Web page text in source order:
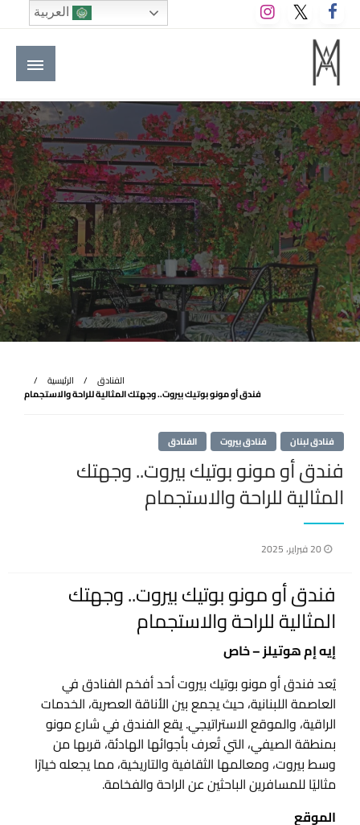
التخطي
إلى
المحتوى
M A hotels | إم ايه هوتيلز
الموقع الأول للعاملين في الفنادق في العالم العربي
الرئيسية
الفنادق
فندق أو مونو بوتيك بيروت.. وجهتك المثالية للراحة والاستجمام
الفنادق فنادق بيروت فنادق لبنان
فندق أو مونو بوتيك بيروت.. وجهتك
المثالية للراحة والاستجمام
نُشر
20 فبراير، 2025
فندق أو مونو بوتيك بيروت.. وجهتك
المثالية للراحة والاستجمام
إيه إم هوتيلز – خاص
يُعد فندق أو مونو بوتيك بيروت أحد أفخم الفنادق في
العاصمة اللبنانية، حيث يجمع بين الأناقة العصرية، الخدمات
الراقية، والموقع الاستراتيجي. يقع الفندق في شارع مونو
بمنطقة الصيفي، التي تُعرف بأجوائها الهادئة، قربها من
وسط بيروت، ومعالمها الثقافية والتاريخية، مما يجعله خيارًا
مثاليًا للمسافرين الباحثين عن الراحة والفخامة.
الموقع
العربية